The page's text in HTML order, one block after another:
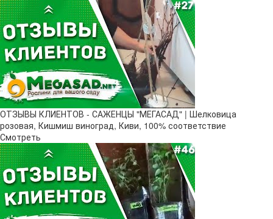
ОТЗЫВЫ КЛИЕНТОВ - САЖЕНЦЫ "МЕГАСАД" | Шелковица
розовая, Кишмиш виноград, Киви, 100% соответствие
Смотреть